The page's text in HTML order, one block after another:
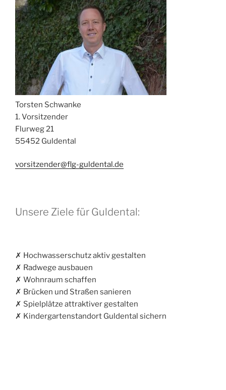
Torsten Schwanke
1. Vorsitzender
Flurweg 21
55452 Guldental
vorsitzender@flg-guldental.de
Unsere Ziele für Guldental:
✗ Hochwasserschutz aktiv gestalten
✗ Radwege ausbauen
✗ Wohnraum schaffen
✗ Brücken und Straßen sanieren
✗ Spielplätze attraktiver gestalten
✗ Kindergartenstandort Guldental sichern